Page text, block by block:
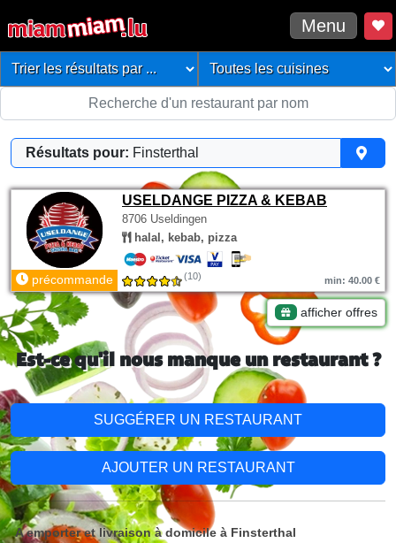
Menu
Résultats pour: Finsterthal
USELDANGE PIZZA & KEBAB
8706 Useldingen
halal, kebab, pizza
précommande (10) min: 40.00 €
afficher offres
Est-ce qu'il nous manque un restaurant ?
SUGGÉRER UN RESTAURANT
AJOUTER UN RESTAURANT
A emporter et livraison à domicile à Finsterthal